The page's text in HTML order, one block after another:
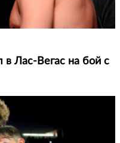
в Лас-Вегас на бой с